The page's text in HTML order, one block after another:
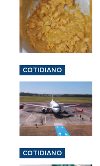
COTIDIANO
COTIDIANO